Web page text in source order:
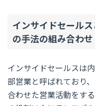
インサイドセール
の手法の組み合わせ
インサイドセールスは
部営業と呼ばれており
合わせた営業活動をす